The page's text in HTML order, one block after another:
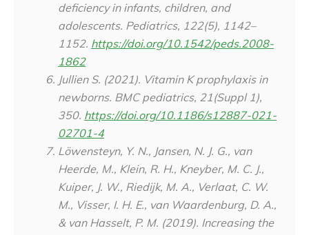
deficiency in infants, children, and
adolescents. Pediatrics, 122(5), 1142–
1152. https://doi.org/10.1542/peds.2008-
1862
Jullien S. (2021). Vitamin K prophylaxis in
newborns. BMC pediatrics, 21(Suppl 1),
350. https://doi.org/10.1186/s12887-021-
02701-4
Löwensteyn, Y. N., Jansen, N. J. G., van
Heerde, M., Klein, R. H., Kneyber, M. C. J.,
Kuiper, J. W., Riedijk, M. A., Verlaat, C. W.
M., Visser, I. H. E., van Waardenburg, D. A.,
& van Hasselt, P. M. (2019). Increasing the